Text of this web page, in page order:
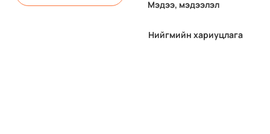
Мэдээ, мэдээлэл
Нийгмийн хариуцлага